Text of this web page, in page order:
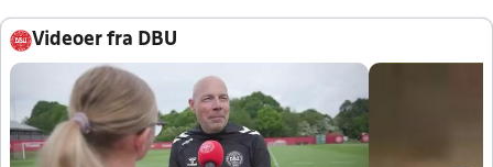
Videoer fra DBU